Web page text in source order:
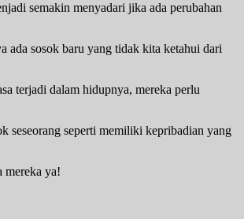
semakin menyadari jika ada perubahan
ada sosok baru yang tidak kita ketahui dari
terjadi dalam hidupnya, mereka perlu
seseorang seperti memiliki kepribadian yang
mereka ya!